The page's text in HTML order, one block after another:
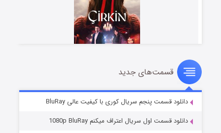
سریال زشت
قسمت۵ (زیرنویس) منتشر شد
قسمت‌های جدید
دانلود قسمت پنجم سریال کوری با کیفیت عالی BluRay
دانلود قسمت اول سریال اعتراف میکنم 1080p BluRay